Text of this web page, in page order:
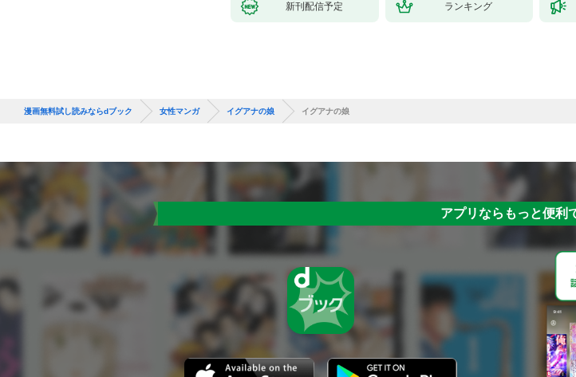
新刊配信予定 ランキング
漫画無料試し読みならdブック 女性マンガ イグアナの娘 イグアナの娘
アプリならもっと便利